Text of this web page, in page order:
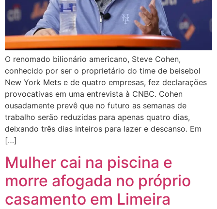
O renomado bilionário americano, Steve Cohen,
conhecido por ser o proprietário do time de beisebol
New York Mets e de quatro empresas, fez declarações
provocativas em uma entrevista à CNBC. Cohen
ousadamente prevê que no futuro as semanas de
trabalho serão reduzidas para apenas quatro dias,
deixando três dias inteiros para lazer e descanso. Em
[…]
Mulher cai na piscina e
morre afogada no próprio
casamento em Limeira